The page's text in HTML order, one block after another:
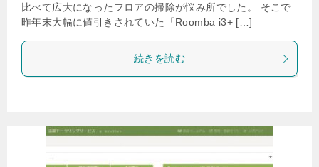
比べて広大になったフロアの掃除が悩み所でした。 そこで
昨年末大幅に値引きされていた「Roomba i3+ […]
続きを読む